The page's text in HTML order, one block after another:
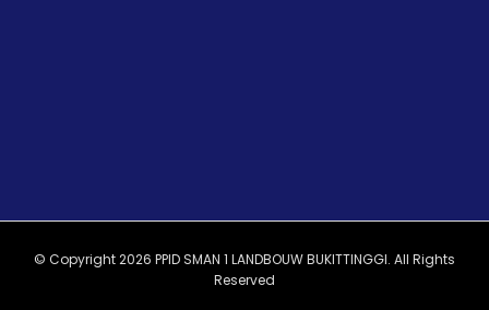
© Copyright 2026 PPID SMAN 1 LANDBOUW BUKITTINGGI. All Rights
Reserved